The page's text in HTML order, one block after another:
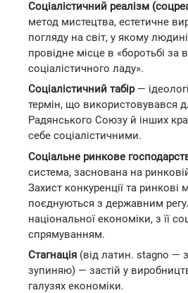
Соціалістичний реалізм
метод мистецтва, естетичне
погляду на світ, у якому
провідне місце в «боротьбі за
соціалістичного ладу».
Соціалістичний табір—
термін, що використовувався
Радянського Союзу й інших
себе соціалістичними.
Соціальне ринкове
система, заснована на
Захист конкуренції та
поєднуються з державним
національної економіки, з її
спрямуванням.
Стагнація (від латин. stagno —
зупиняю) — застій у
галузях економіки.